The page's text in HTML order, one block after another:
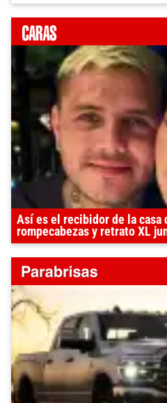
Así es el recibidor de la casa
rompecabezas y retrato XL